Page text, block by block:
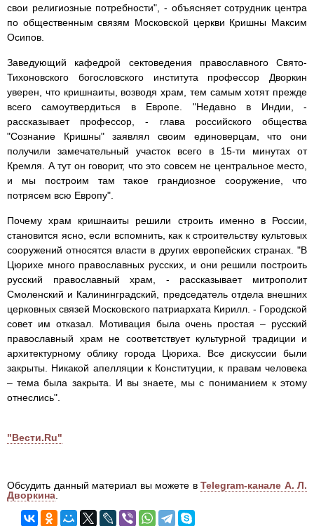
свои религиозные потребности", - объясняет сотрудник центра
по общественным связям Московской церкви Кришны Максим
Осипов.
Заведующий кафедрой сектоведения православного Свято-
Тихоновского богословского института профессор Дворкин
уверен, что кришнаиты, возводя храм, тем самым хотят прежде
всего самоутвердиться в Европе. "Недавно в Индии, -
рассказывает профессор, - глава российского общества
"Сознание Кришны" заявлял своим единоверцам, что они
получили замечательный участок всего в 15-ти минутах от
Кремля. А тут он говорит, что это совсем не центральное место,
и мы построим там такое грандиозное сооружение, что
потрясем всю Европу".
Почему храм кришнаиты решили строить именно в России,
становится ясно, если вспомнить, как к строительству культовых
сооружений относятся власти в других европейских странах. "В
Цюрихе много православных русских, и они решили построить
русский православный храм, - рассказывает митрополит
Смоленский и Калининградский, председатель отдела внешних
церковных связей Московского патриархата Кирилл. - Городской
совет им отказал. Мотивация была очень простая – русский
православный храм не соответствует культурной традиции и
архитектурному облику города Цюриха. Все дискуссии были
закрыты. Никакой апелляции к Конституции, к правам человека
– тема была закрыта. И вы знаете, мы с пониманием к этому
отнеслись".
"Вести.Ru"
Обсудить данный материал вы можете в Telegram-канале А. Л.
Дворкина